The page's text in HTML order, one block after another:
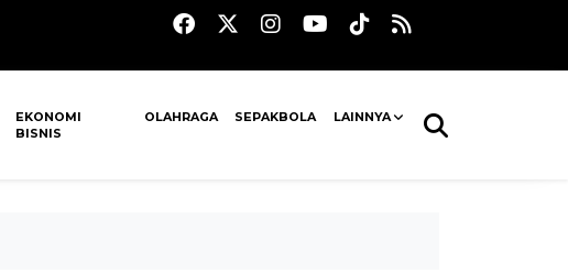
EKONOMI
BISNIS
OLAHRAGA SEPAKBOLA LAINNYA